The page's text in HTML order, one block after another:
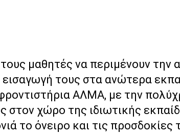
μαθητές να περιμένουν
εισαγωγή τους στα ανώτερα
ΑΛΜΑ, με την
στον χώρο της ιδιωτικής
το όνειρο και τις